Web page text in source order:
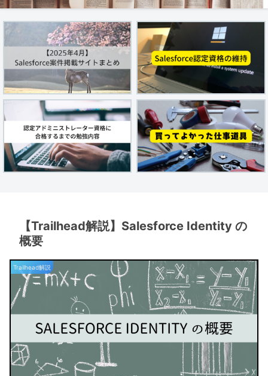
【Trailhead解説】Salesforce Identity の
概要
Trailhead解説